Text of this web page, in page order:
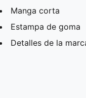
Manga corta
Estampa de goma
Detalles de la